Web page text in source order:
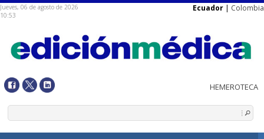
Jueves, 06 de agosto de 2026
10:53
Ecuador | Colombia